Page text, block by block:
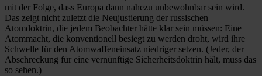
mit der Folge, dass Europa dann nahezu unbewohnbar sein wird.
Das zeigt nicht zuletzt die Neujustierung der russischen
Atomdoktrin, die jedem Beobachter hätte klar sein müssen: Eine
Atommacht, die konventionell besiegt zu werden droht, wird ihre
Schwelle für den Atomwaffeneinsatz niedriger setzen. (Jeder, der
Abschreckung für eine vernünftige Sicherheitsdoktrin hält, muss das
so sehen.)